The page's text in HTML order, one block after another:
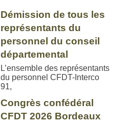
Démission de tous les
représentants du
personnel du conseil
départemental
L’ensemble des représentants
du personnel CFDT-Interco
91,
Congrès confédéral
CFDT 2026 Bordeaux